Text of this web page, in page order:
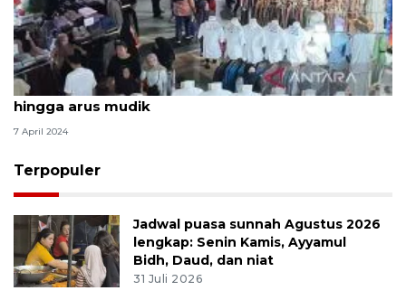
DKI sepekan, Pasar Tanah Abang jelang Lebaran
hingga arus mudik
7 April 2024
Terpopuler
Jadwal puasa sunnah Agustus 2026
lengkap: Senin Kamis, Ayyamul
Bidh, Daud, dan niat
31 Juli 2026